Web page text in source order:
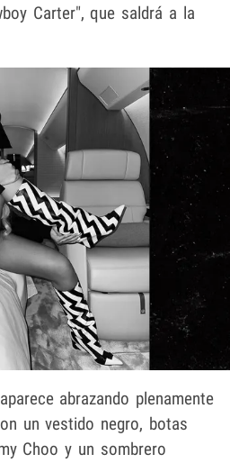
Carter", que saldrá a la
abrazando plenamente
un vestido negro, botas
Choo y un sombrero